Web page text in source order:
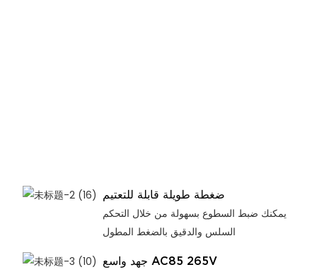
ضغطة طويلة قابلة للتعتيم
يمكنك ضبط السطوع بسهولة من خلال التحكم
السلس والدقيق بالضغط المطول
جهد واسع AC85 265V